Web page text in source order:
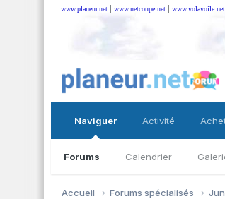
www.planeur.net | www.netcoupe.net | www.volavoile.net
Naviguer
Forums Calendrier
Activité
Accueil Forums spécialisés